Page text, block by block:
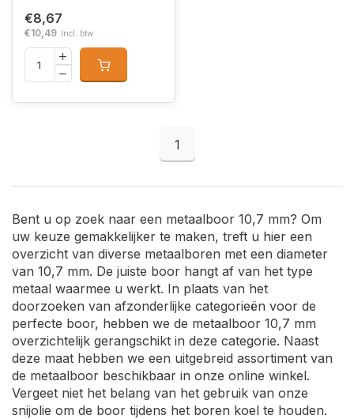
€8,67
€10,49 Incl. btw
1
Bent u op zoek naar een metaalboor 10,7 mm? Om
uw keuze gemakkelijker te maken, treft u hier een
overzicht van diverse metaalboren met een diameter
van 10,7 mm. De juiste boor hangt af van het type
metaal waarmee u werkt. In plaats van het
doorzoeken van afzonderlijke categorieën voor de
perfecte boor, hebben we de metaalboor 10,7 mm
overzichtelijk gerangschikt in deze categorie. Naast
deze maat hebben we een uitgebreid assortiment van
de metaalboor beschikbaar in onze online winkel.
Vergeet niet het belang van het gebruik van onze
snijolie om de boor tijdens het boren koel te houden.